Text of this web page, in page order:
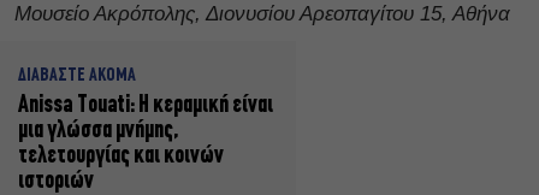
Μουσείο Ακρόπολης, Διονυσίου Αρεοπαγίτου 15, Αθήνα
ΔΙΑΒΑΣΤΕ ΑΚΟΜΑ
Anissa Touati: Η κεραμική είναι
μια γλώσσα μνήμης,
τελετουργίας και κοινών
ιστοριών